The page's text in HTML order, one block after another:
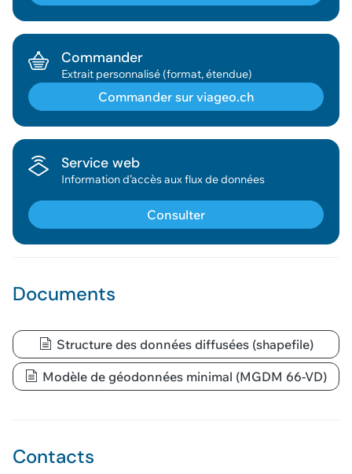
Documents
Structure des données diffusées (shapefile)
Modèle de géodonnées minimal (MGDM 66-VD)
Contacts
Commander
Extrait personnalisé (format, étendue)
Commander sur viageo.ch
Géodonnée ajoutée au panier !
Voir le panier
Service web
Information d’accès aux flux de données
Consulter